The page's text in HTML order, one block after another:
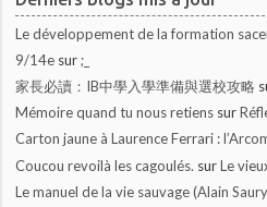
Le développement de la formation
9/14e sur;_
家長必讀：IB中學入學準備與選校攻略
Mémoire quand tu nous retiens sur
Carton jaune à Laurence Ferrari :
Coucou revoilà les cagoulés. surLe
Le manuel de la vie sauvage (Alain